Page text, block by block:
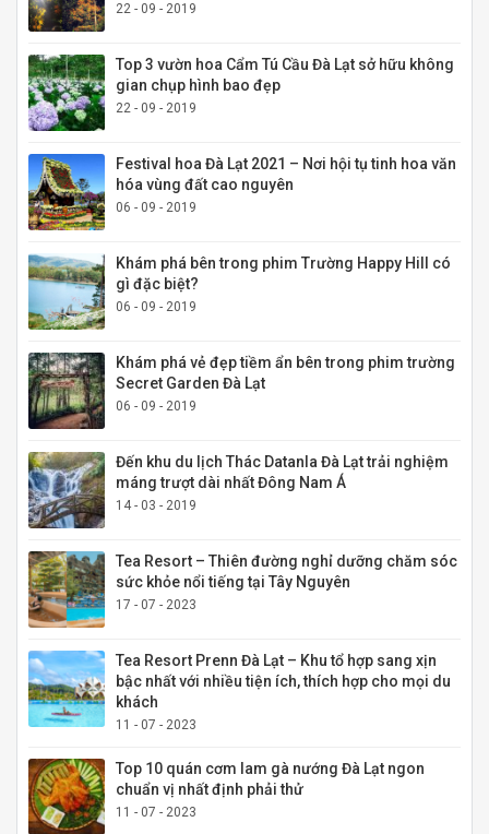
22 - 09 - 2019
Top 3 vườn hoa Cẩm Tú Cầu Đà Lạt sở hữu không
gian chụp hình bao đẹp
22 - 09 - 2019
Festival hoa Đà Lạt 2021 – Nơi hội tụ tinh hoa văn
hóa vùng đất cao nguyên
06 - 09 - 2019
Khám phá bên trong phim Trường Happy Hill có
gì đặc biệt?
06 - 09 - 2019
Khám phá vẻ đẹp tiềm ẩn bên trong phim trường
Secret Garden Đà Lạt
06 - 09 - 2019
Đến khu du lịch Thác Datanla Đà Lạt trải nghiệm
máng trượt dài nhất Đông Nam Á
14 - 03 - 2019
Tea Resort – Thiên đường nghỉ dưỡng chăm sóc
sức khỏe nổi tiếng tại Tây Nguyên
17 - 07 - 2023
Tea Resort Prenn Đà Lạt – Khu tổ hợp sang xịn
bậc nhất với nhiều tiện ích, thích hợp cho mọi du
khách
11 - 07 - 2023
Top 10 quán cơm lam gà nướng Đà Lạt ngon
chuẩn vị nhất định phải thử
11 - 07 - 2023